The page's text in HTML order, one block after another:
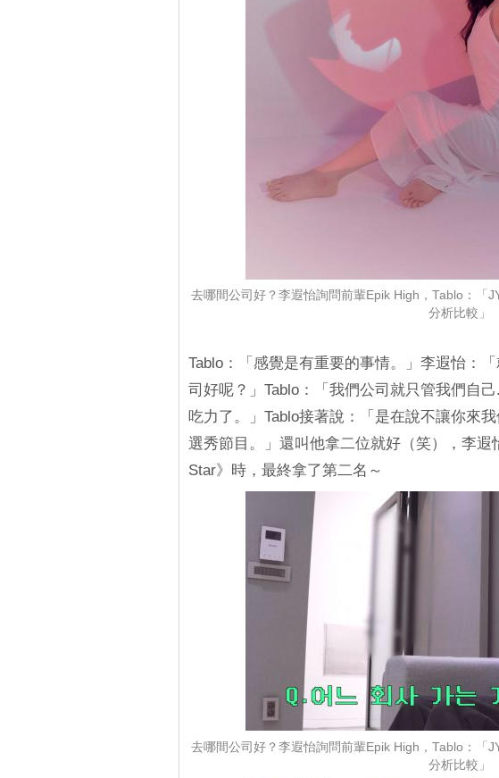
去哪間公司好？李遐怡詢問前輩Epik High，Tablo：「
分析比較」
Tablo：「感覺是有重要的事情。」李遐怡：
司好呢？」Tablo：「我們公司就只管我們自
吃力了。」Tablo接著說：「是在說不讓你來
選秀節目。」還叫他拿二位就好（笑），李遐
Star》時，最終拿了第二名～
去哪間公司好？李遐怡詢問前輩Epik High，Tablo：「
分析比較」